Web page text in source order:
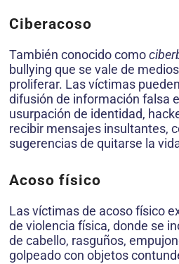
Ciberacoso
También conocido como
bullying que se vale de
proliferar. Las víctimas
difusión de información falsa
usurpación de identidad,
recibir mensajes insultantes,
sugerencias de quitarse la
Acoso físico
Las víctimas de acoso físico
de violencia física, donde se
de cabello, rasguños,
golpeado con objetos